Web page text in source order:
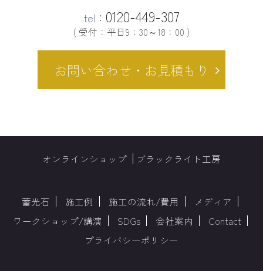
tel： 0120-449-307
( 受付：平日9：30～18：00 )
お問い合わせ・お見積もり
オンラインショップ ブラックライト工房
蓄光石 施工例 施工の流れ/費用
メディア
ワークショップ/講演
SDGs 会社案内
Contact
プライバシーポリシー